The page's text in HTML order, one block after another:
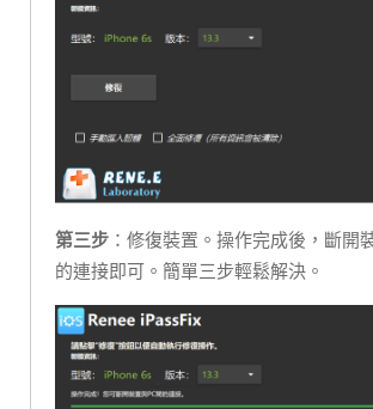
第三步 ：修復裝置。操作完成後，斷開
的連接即可。簡單三步輕鬆解決。